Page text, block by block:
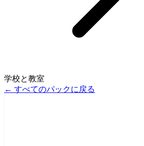
学校と教室
← すべてのパックに戻る